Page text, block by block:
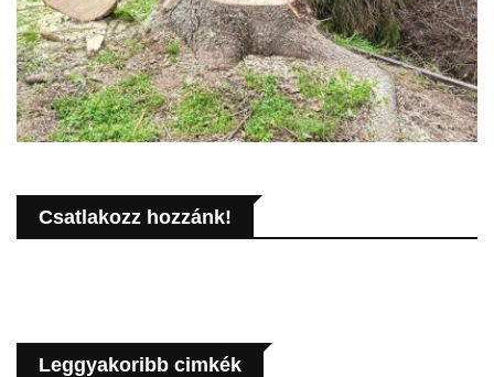
Csatlakozz hozzánk!
Leggyakoribb cimkék